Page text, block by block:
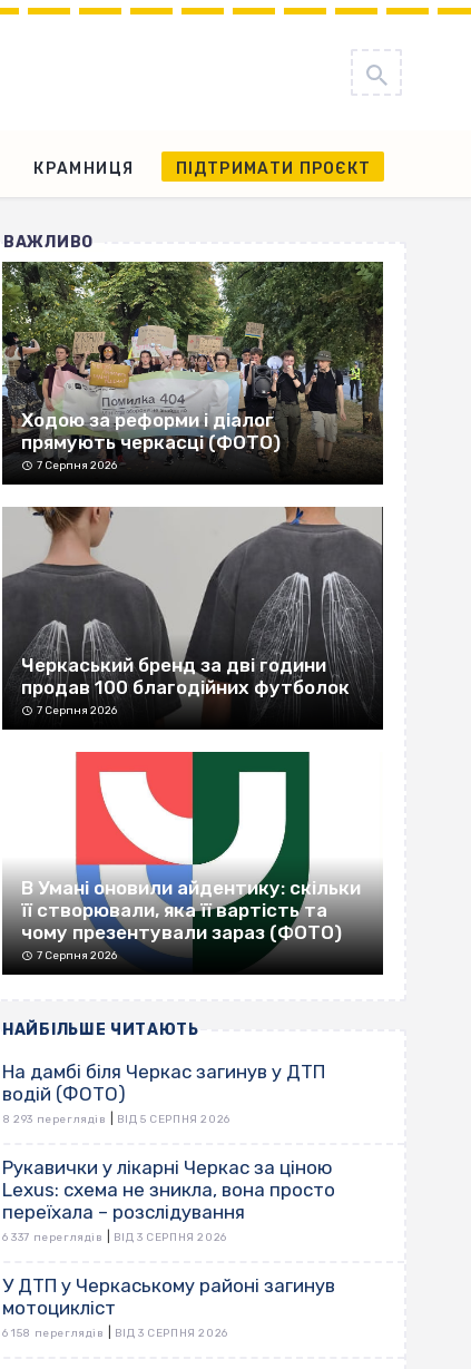
КРАМНИЦЯ ПІДТРИМАТИ ПРОЄКТ
ВАЖЛИВО
Ходою за реформи і діалог
прямують черкасці (ФОТО)
7 Серпня 2026
Черкаський бренд за дві години
продав 100 благодійних футболок
7 Серпня 2026
В Умані оновили айдентику: скільки
її створювали, яка її вартість та
чому презентували зараз (ФОТО)
7 Серпня 2026
НАЙБІЛЬШЕ ЧИТАЮТЬ
На дамбі біля Черкас загинув у ДТП
водій (ФОТО)
8 293 переглядів ВІД 5 СЕРПНЯ 2026
Рукавички у лікарні Черкас за ціною
Lexus: схема не зникла, вона просто
переїхала – розслідування
6 337 переглядів ВІД 3 СЕРПНЯ 2026
У ДТП у Черкаському районі загинув
мотоцикліст
6 158 переглядів ВІД 3 СЕРПНЯ 2026